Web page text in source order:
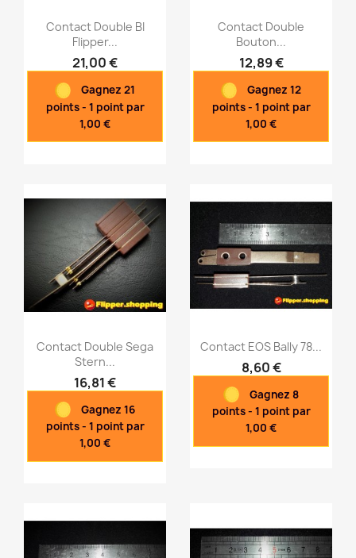
Aperçu rapide
Contact Double BI
Flipper...
21,00 €
Gagnez 21
points - 1 point par
1,00 €
Aperçu rapide
Contact Double
Bouton...
12,89 €
Gagnez 12
points - 1 point par
1,00 €
Aperçu rapide
Contact Double Sega
Stern...
16,81 €
Gagnez 16
points - 1 point par
1,00 €
Aperçu rapide
Contact EOS Bally 78...
8,60 €
Gagnez 8
points - 1 point par
1,00 €